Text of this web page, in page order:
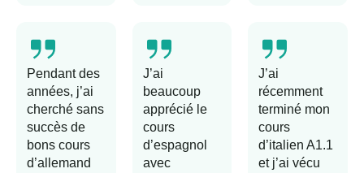
Pendant des
années, j’ai
cherché sans
succès de
bons cours
d’allemand
J’ai
beaucoup
apprécié le
cours
d’espagnol
avec
J’ai
récemment
terminé mon
cours
d’italien A1.1
et j’ai vécu